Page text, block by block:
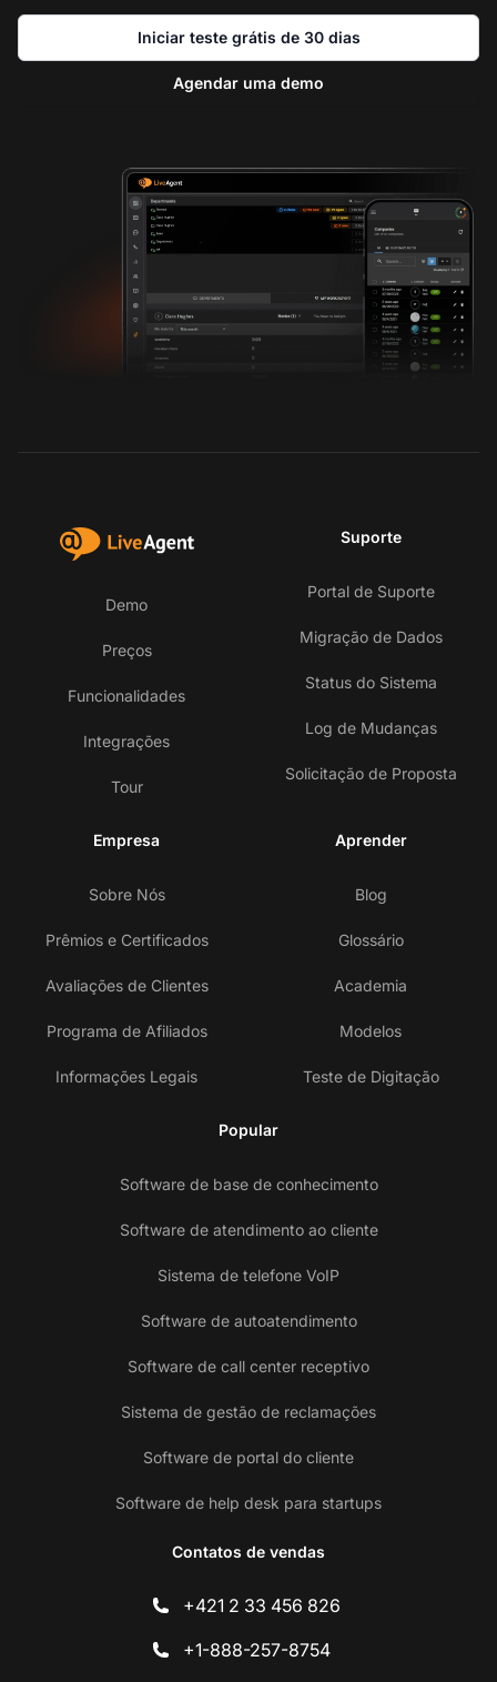
Iniciar teste grátis de 30 dias
Agendar uma demo
Demo
Preços
Funcionalidades
Integrações
Tour
Suporte
Portal de Suporte
Migração de Dados
Status do Sistema
Log de Mudanças
Solicitação de Proposta
Empresa
Sobre Nós
Prêmios e Certificados
Avaliações de Clientes
Programa de Afiliados
Informações Legais
Aprender
Blog
Glossário
Academia
Modelos
Teste de Digitação
Popular
Software de base de conhecimento
Software de atendimento ao cliente
Sistema de telefone VoIP
Software de autoatendimento
Software de call center receptivo
Sistema de gestão de reclamações
Software de portal do cliente
Software de help desk para startups
Contatos de vendas
+421 2 33 456 826
+1-888-257-8754